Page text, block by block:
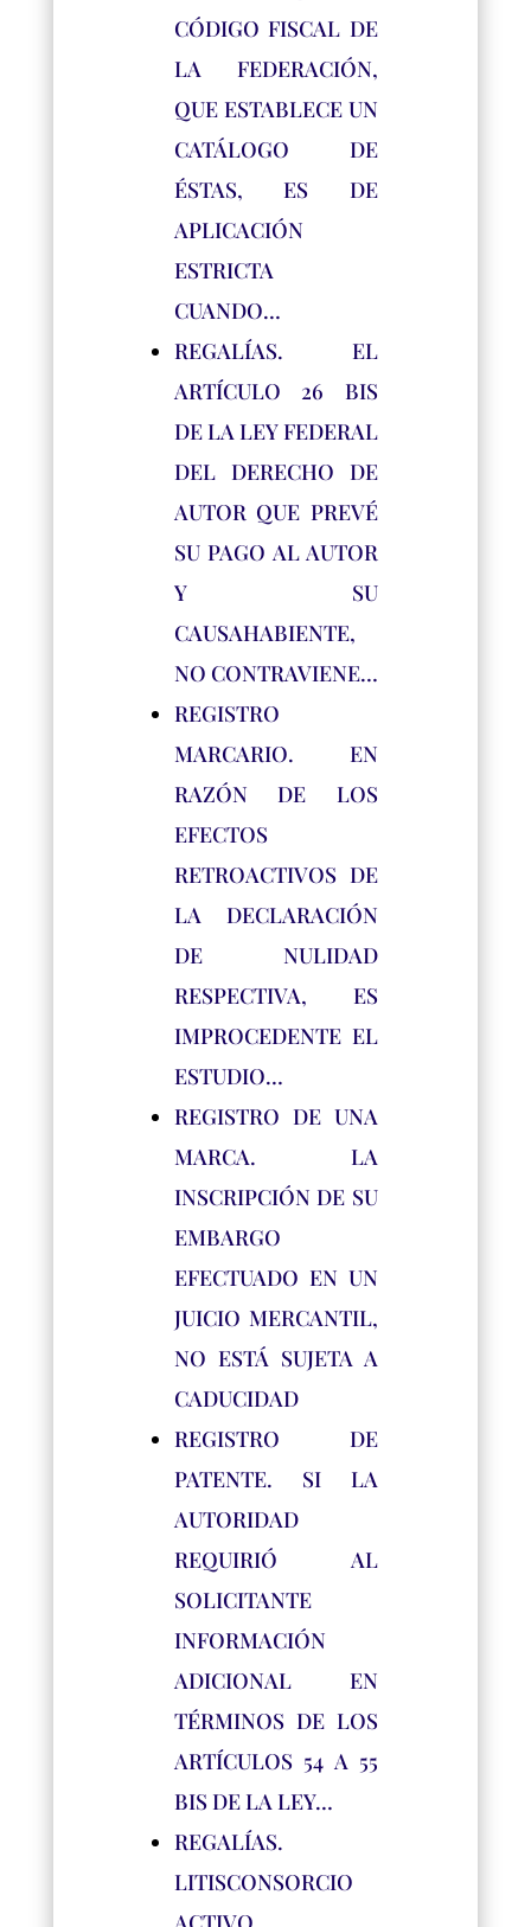
CÓDIGO FISCAL DE
LA FEDERACIÓN,
QUE ESTABLECE UN
CATÁLOGO DE
ÉSTAS, ES DE
APLICACIÓN
ESTRICTA
CUANDO…
REGALÍAS. EL
ARTÍCULO 26 BIS
DE LA LEY FEDERAL
DEL DERECHO DE
AUTOR QUE PREVÉ
SU PAGO AL AUTOR
Y SU
CAUSAHABIENTE,
NO CONTRAVIENE…
REGISTRO
MARCARIO. EN
RAZÓN DE LOS
EFECTOS
RETROACTIVOS DE
LA DECLARACIÓN
DE NULIDAD
RESPECTIVA, ES
IMPROCEDENTE EL
ESTUDIO…
REGISTRO DE UNA
MARCA. LA
INSCRIPCIÓN DE SU
EMBARGO
EFECTUADO EN UN
JUICIO MERCANTIL,
NO ESTÁ SUJETA A
CADUCIDAD
REGISTRO DE
PATENTE. SI LA
AUTORIDAD
REQUIRIÓ AL
SOLICITANTE
INFORMACIÓN
ADICIONAL EN
TÉRMINOS DE LOS
ARTÍCULOS 54 A 55
BIS DE LA LEY…
REGALÍAS.
LITISCONSORCIO